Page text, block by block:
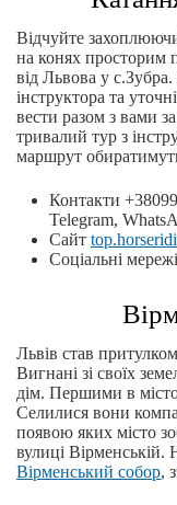
Відчуйте
на конях просторим
від Львова у
інструктора та
вести разом з вами
тривалий тур з
маршрут
Контакти
Telegram,
Сайт
Соціальні мережі
Львів став
Вигнані зі своїх
дім. Першими в
Селилися вони
появою яких місто
вулиці
Вірменський собор,